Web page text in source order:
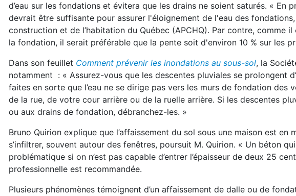
d’eau sur les fondations et évitera que les drains ne soient saturés. «
devrait être suffisante pour assurer l'éloignement de l'eau des
construction et de l’habitation du Québec (APCHQ). Par contre, comme
la fondation, il serait préférable que la pente soit d'environ 10 % sur les
Dans son feuillet Comment prévenir les inondations au sous-sol, la
notamment : « Assurez-vous que les descentes pluviales se prolongent
faites en sorte que l’eau ne se dirige pas vers les murs de fondation des
de la rue, de votre cour arrière ou de la ruelle arrière. Si les descentes
ou aux drains de fondation, débranchez-les. »
Bruno Quirion explique que l’affaissement du sol sous une maison est
s’infiltrer, souvent autour des fenêtres, poursuit M. Quirion. « Un béton
problématique si on n’est pas capable d’entrer l’épaisseur de deux 25
professionnelle est recommandée.
Plusieurs phénomènes témoignent d’un affaissement de dalle ou de